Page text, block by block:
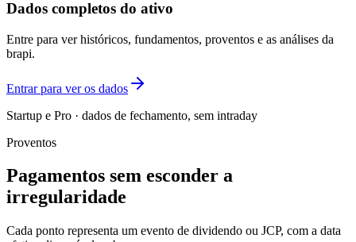
Dados completos do ativo
Entre para ver históricos, fundamentos, proventos e as análises da
brapi.
Entrar para ver os dados
Startup e Pro · dados de fechamento, sem intraday
Proventos
Pagamentos sem esconder a
irregularidade
Cada ponto representa um evento de dividendo ou JCP, com a data